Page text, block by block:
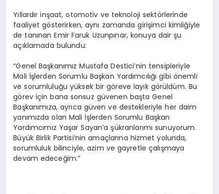
Yıllardır inşaat, otomotiv ve teknoloji sektörlerinde
faaliyet gösterirken, aynı zamanda girişimci kimliğiyle
de tanınan Emir Faruk Uzunpınar, konuya dair şu
açıklamada bulundu:
“Genel Başkanımız Mustafa Destici’nin tensipleriyle
Mali İşlerden Sorumlu Başkan Yardımcılığı gibi önemli
ve sorumluluğu yüksek bir göreve layık görüldüm. Bu
görev için bana sonsuz güvenen başta Genel
Başkanımıza, ayrıca güven ve destekleriyle her daim
yanımızda olan Mali İşlerden Sorumlu Başkan
Yardımcımız Yaşar Sayan’a şükranlarımı sunuyorum.
Büyük Birlik Partisi’nin amaçlarına hizmet yolunda,
sorumluluk bilinciyle, azim ve gayretle çalışmaya
devam edeceğim.”